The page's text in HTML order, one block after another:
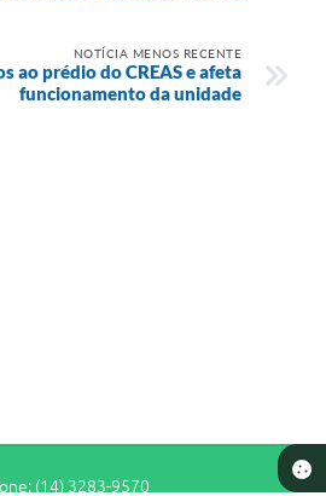
NOTÍCIA MENOS RECENTE
ao prédio do CREAS e afeta
funcionamento da unidade
(14) 3283-9570